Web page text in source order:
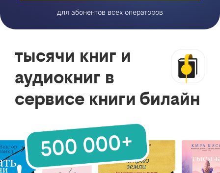
для абонентов всех операторов
тысячи книг и
аудиокниг в
сервисе книги билайн